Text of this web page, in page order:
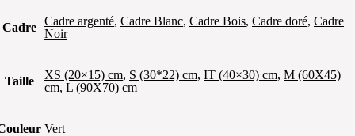
Cadre Cadre argenté, Cadre Blanc, Cadre Bois, Cadre doré, Cadre
Noir
Taille XS (20×15) cm, S (30*22) cm, IT (40×30) cm, M (60X45)
cm, L (90X70) cm
Vert